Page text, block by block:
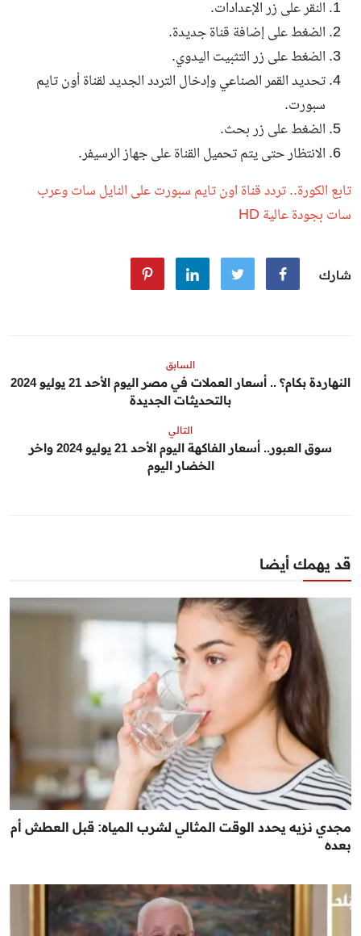
النقر على زر الإعدادات.
الضغط على إضافة قناة جديدة.
الضغط على زر التثبيت اليدوي.
تحديد القمر الصناعي وإدخال التردد الجديد لقناة أون تايم
سبورت.
الضغط على زر بحث.
الانتظار حتى يتم تحميل القناة على جهاز الرسيفر.
تابع الكورة.. تردد قناة اون تايم سبورت على النايل سات وعرب
سات بجودة عالية HD
شارك
السابق
النهاردة بكام؟ .. أسعار العملات في مصر اليوم الأحد 21 يوليو 2024
بالتحديثات الجديدة
التالي
سوق العبور.. أسعار الفاكهة اليوم الأحد 21 يوليو 2024 واخر
الخضار اليوم
قد يهمك أيضا
مجدي نزيه يحدد الوقت المثالي لشرب المياه: قبل العطش أم
بعده